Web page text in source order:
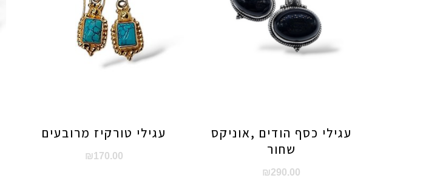
עגילי טורקיז מרובעים
₪170.00
עגילי כסף הודים ,אוניקס
שחור
₪290.00